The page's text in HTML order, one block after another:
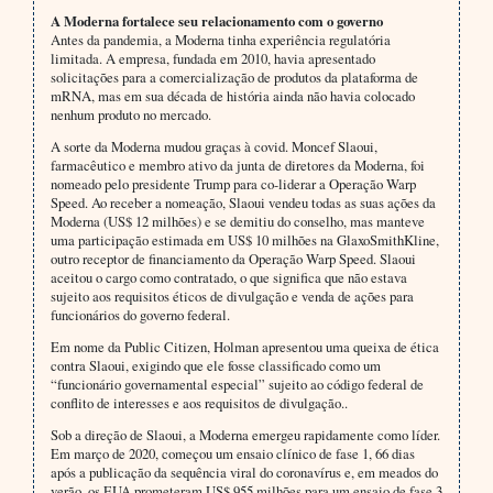
A Moderna fortalece seu relacionamento com o governo
Antes da pandemia, a Moderna tinha experiência regulatória
limitada. A empresa, fundada em 2010, havia apresentado
solicitações para a comercialização de produtos da plataforma de
mRNA, mas em sua década de história ainda não havia colocado
nenhum produto no mercado.
A sorte da Moderna mudou graças à covid. Moncef Slaoui,
farmacêutico e membro ativo da junta de diretores da Moderna, foi
nomeado pelo presidente Trump para co-liderar a Operação Warp
Speed. Ao receber a nomeação, Slaoui vendeu todas as suas ações da
Moderna (US$ 12 milhões) e se demitiu do conselho, mas manteve
uma participação estimada em US$ 10 milhões na GlaxoSmithKline,
outro receptor de financiamento da Operação Warp Speed. Slaoui
aceitou o cargo como contratado, o que significa que não estava
sujeito aos requisitos éticos de divulgação e venda de ações para
funcionários do governo federal.
Em nome da Public Citizen, Holman apresentou uma queixa de ética
contra Slaoui, exigindo que ele fosse classificado como um
“funcionário governamental especial” sujeito ao código federal de
conflito de interesses e aos requisitos de divulgação..
Sob a direção de Slaoui, a Moderna emergeu rapidamente como líder.
Em março de 2020, começou um ensaio clínico de fase 1, 66 dias
após a publicação da sequência viral do coronavírus e, em meados do